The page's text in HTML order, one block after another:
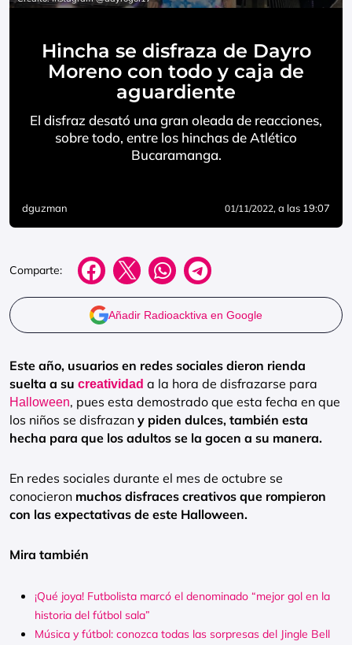
Hincha se disfraza de Dayro
Moreno con todo y caja de
aguardiente
El disfraz desató una gran oleada de reacciones,
sobre todo, entre los hinchas de Atlético
Bucaramanga.
dguzman 01/11/2022, a las 19:07
Comparte:
Añadir Radioacktiva en Google
Este año, usuarios en redes sociales dieron rienda
suelta a su creatividad a la hora de disfrazarse para
Halloween, pues esta demostrado que esta fecha en que
los niños se disfrazan y piden dulces, también esta
hecha para que los adultos se la gocen a su manera.
En redes sociales durante el mes de octubre se
conocieron muchos disfraces creativos que rompieron
con las expectativas de este Halloween.
Mira también
¡Qué joya! Futbolista marcó el denominado “mejor gol en la
historia del fútbol sala”
Música y fútbol: conozca todas las sorpresas del Jingle Bell